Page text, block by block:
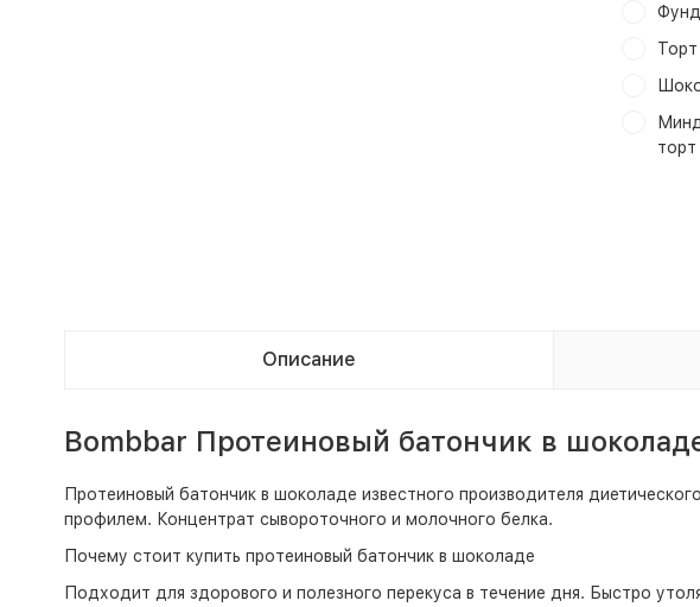
торт
Описание
Bombbar Протеиновый батончик в
Протеиновый батончик в шоколаде известного производителя
профилем. Концентрат сывороточного и молочного белка.
Почему стоит купить протеиновый батончик в шоколаде
Подходит для здорового и полезного перекуса в течение дня. Быстро